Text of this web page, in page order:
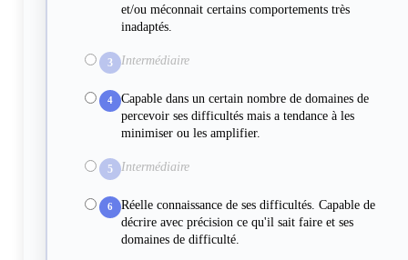
et/ou méconnait certains comportements très
inadaptés.
3 Intermédiaire
4
Capable dans un certain nombre de domaines de
percevoir ses difficultés mais a tendance à les
minimiser ou les amplifier.
5 Intermédiaire
6
Réelle connaissance de ses difficultés. Capable de
décrire avec précision ce qu'il sait faire et ses
domaines de difficulté.